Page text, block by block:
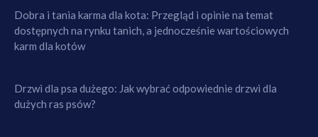
Dobra i tania karma dla kota: Przegląd i opinie na temat
dostępnych na rynku tanich, a jednocześnie wartościowych
karm dla kotów
Drzwi dla psa dużego: Jak wybrać odpowiednie drzwi dla
dużych ras psów?